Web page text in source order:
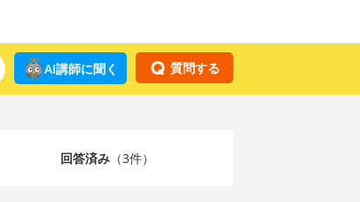
質問する
AI講師に聞く
回答済み（3件）